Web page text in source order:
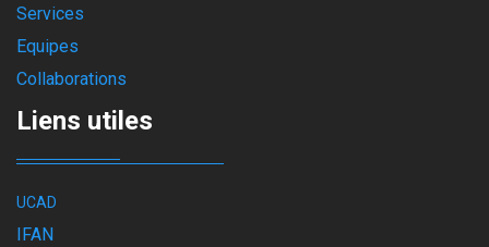
Services
Equipes
Collaborations
Liens utiles
UCAD
IFAN